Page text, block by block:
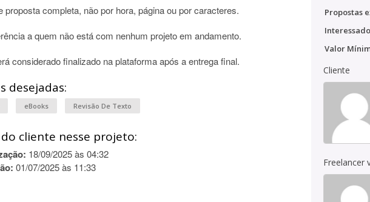
proposta completa, não por hora, página ou por caracteres.
a quem não está com nenhum projeto em andamento.
considerado finalizado na plataforma após a entrega final.
desejadas:
eBooks Revisão De Texto
cliente nesse projeto:
18/09/2025 às 04:32
01/07/2025 às 11:33
Propostas
Valor
Cliente
Freelancer